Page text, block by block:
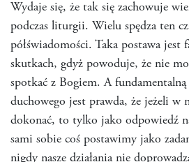
Wydaje się, że tak się zachowuje
podczas liturgii. Wielu spędza ten
półświadomości. Taka postawa jest
skutkach, gdyż powoduje, że nie
spotkać z Bogiem. A fundamentalną
duchowego jest prawda, że jeżeli w
dokonać, to tylko jako odpowiedź
sami sobie coś postawimy jako
nigdy nasze działania nie